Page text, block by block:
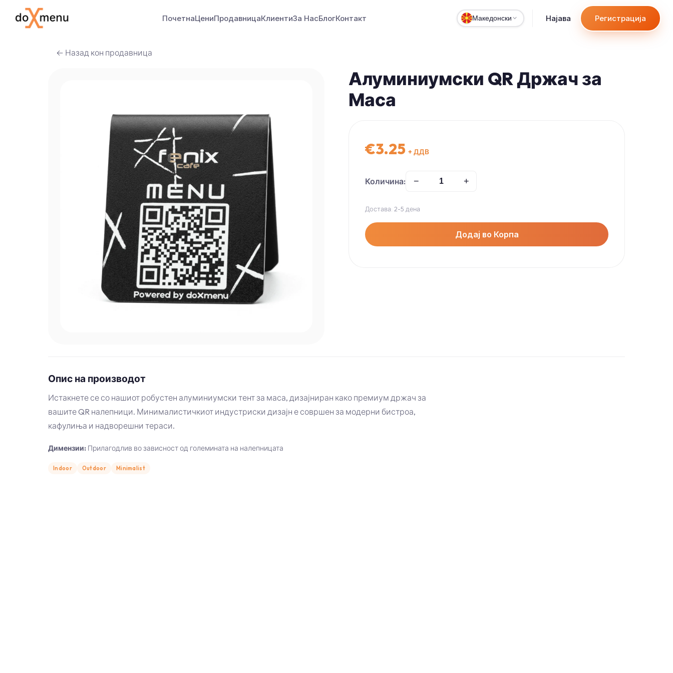
ПочетнаЦениПродавницаКлиентиЗа НасБлогКонтакт Македонски Најава Регистрација
← Назад кон продавница
Алуминиумски QR Држач за
Маса
€3.25 + ДДВ
Количина: − +
Достава: 2-5 дена
Додај во Корпа
Опис на производот
Истакнете се со нашиот робустен алуминиумски тент за маса, дизајниран како премиум држач за
вашите QR налепници. Минималистичкиот индустриски дизајн е совршен за модерни бистроа,
кафулиња и надворешни тераси.
Димензии: Прилагодлив во зависност од големината на налепницата
Indoor Outdoor Minimalist